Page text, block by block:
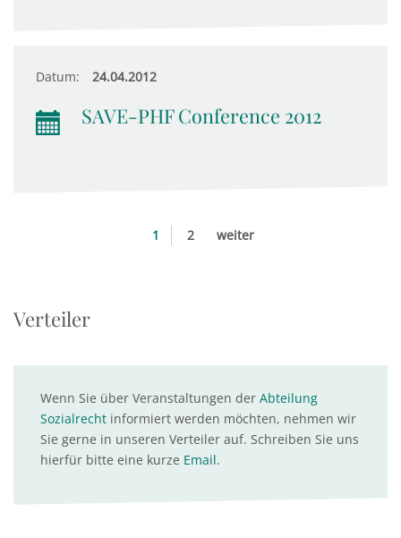
Datum: 24.04.2012
SAVE-PHF Conference 2012
1 2 weiter
Verteiler
Wenn Sie über Veranstaltungen der Abteilung
Sozialrecht informiert werden möchten, nehmen wir
Sie gerne in unseren Verteiler auf. Schreiben Sie uns
hierfür bitte eine kurze Email.